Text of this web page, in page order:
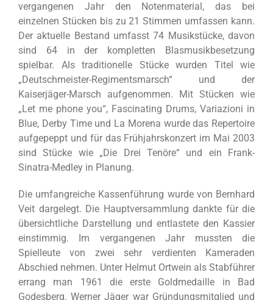
vergangenen Jahr den Notenmaterial, das bei
einzelnen Stücken bis zu 21 Stimmen umfassen kann.
Der aktuelle Bestand umfasst 74 Musikstücke, davon
sind 64 in der kompletten Blasmusikbesetzung
spielbar. Als traditionelle Stücke wurden Titel wie
„Deutschmeister-Regimentsmarsch“ und der
Kaiserjäger-Marsch aufgenommen. Mit Stücken wie
„Let me phone you“, Fascinating Drums, Variazioni in
Blue, Derby Time und La Morena wurde das Repertoire
aufgepeppt und für das Frühjahrskonzert im Mai 2003
sind Stücke wie „Die Drei Tenöre“ und ein Frank-
Sinatra-Medley in Planung.
Die umfangreiche Kassenführung wurde von Bernhard
Veit dargelegt. Die Hauptversammlung dankte für die
übersichtliche Darstellung und entlastete den Kassier
einstimmig. Im vergangenen Jahr mussten die
Spielleute von zwei sehr verdienten Kameraden
Abschied nehmen. Unter Helmut Ortwein als Stabführer
errang man 1961 die erste Goldmedaille in Bad
Godesberg. Werner Jäger war Gründungsmitglied und